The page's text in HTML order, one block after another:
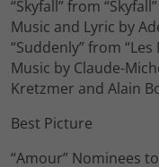
“Skyfall” from “Skyfall”
Music and Lyric by
“Suddenly” from “Les
Music by Claude-
Kretzmer and Alain
Best Picture
“Amour” Nominees